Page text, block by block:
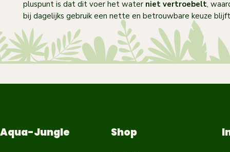
pluspunt is dat dit voer het water niet vertroebelt,
bij dagelijks gebruik een nette en betrouwbare keuze
Aqua-Jungle Shop